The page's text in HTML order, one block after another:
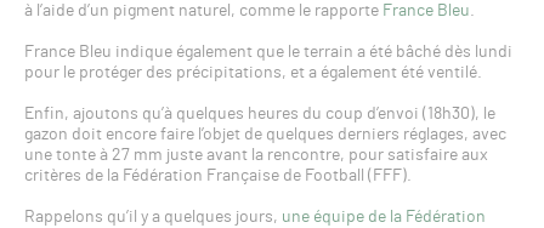
à l’aide d’un pigment naturel, comme le rapporte France Bleu
France Bleu indique également que le terrain a été bâché dès lundi
pour le protéger des précipitations, et a également été ventilé.
Enfin, ajoutons qu’à quelques heures du coup d’envoi (18h30), le
gazon doit encore faire l’objet de quelques derniers réglages, avec
une tonte à 27 mm juste avant la rencontre, pour satisfaire aux
critères de la Fédération Française de Football (FFF).
Rappelons qu’il y a quelques jours, une équipe de la Fédération